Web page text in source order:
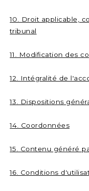
10. Droit applicable,
tribunal
11. Modification des
12. Intégralité de
13. Dispositions
14. Coordonnées
15. Contenu généré
16. Conditions